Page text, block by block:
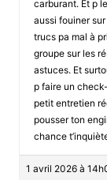
carburant. Et p
aussi fouiner sur
trucs pa mal à
groupe sur les
astuces. Et
p faire un
petit entretien
pousser ton
chance
1 avril 2026 à